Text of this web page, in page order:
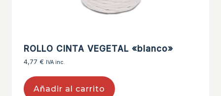
ROLLO CINTA VEGETAL «blanco»
4,77 € IVA inc.
Añadir al carrito